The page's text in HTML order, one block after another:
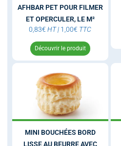
AFHBAR PET POUR FILMER
ET OPERCULER, LE M²
0,83€ HT| 1,00€ TTC
Découvrir le produit
MINI BOUCHÉES BORD
LISSE AU BEURRE AVEC